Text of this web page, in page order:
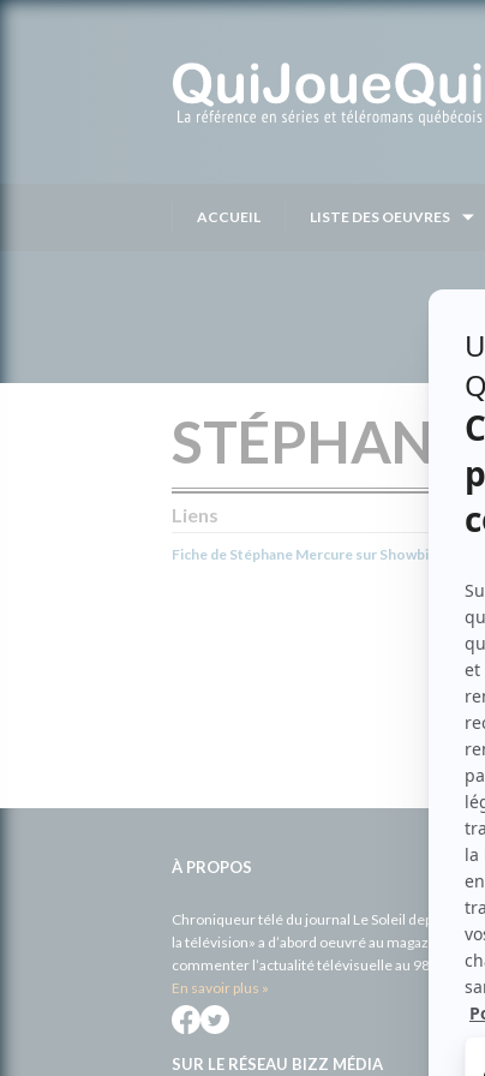
ACCUEIL LISTE DES OEUVRES
STÉPHANE
Liens
Fiche de Stéphane Mercure sur Showbizz.net
À PROPOS
Chroniqueur télé du journal Le Soleil depuis
la télévision» a d’abord oeuvré au magazine TV
commenter l’actualité télévisuelle au 98,5.
En savoir plus »
SUR LE RÉSEAU BIZZ MÉDIA